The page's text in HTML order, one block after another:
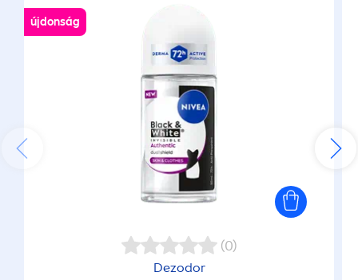
újdonság
(0)
Dezodor